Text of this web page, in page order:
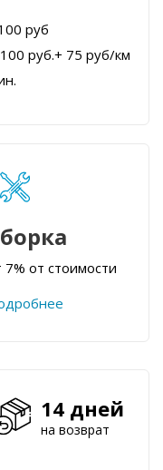
руб
руб.+ 75 руб/км
7% от стоимости
14 дней
на возврат